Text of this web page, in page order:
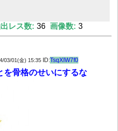
レス数: 36 画像数: 3
03/01(金) 15:35 ID:TsqXIW7f0
を骨格のせいにするな